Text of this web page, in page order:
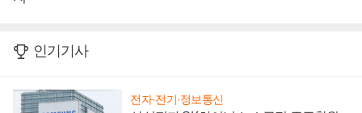
인기기사
전자·전기·정보통신